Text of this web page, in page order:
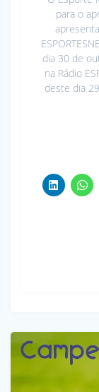
para o
dia 30 de
na Rádio
deste dia